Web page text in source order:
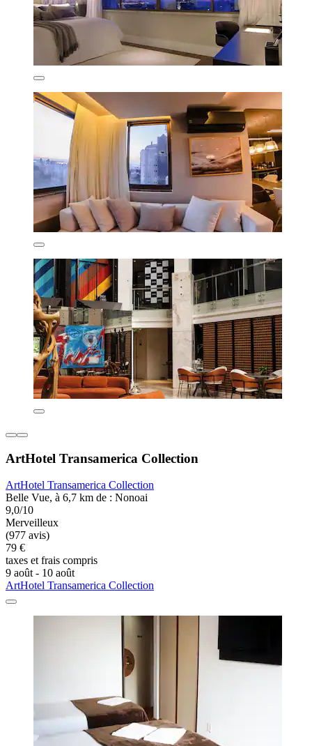
ArtHotel Transamerica Collection
ArtHotel Transamerica Collection
Belle Vue, à 6,7 km de : Nonoai
9,0/10
Merveilleux
(977 avis)
79 €
taxes et frais compris
9 août - 10 août
ArtHotel Transamerica Collection